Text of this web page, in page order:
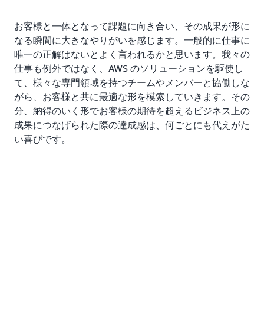
お客様と一体となって課題に向き合い、その成果が形に
なる瞬間に大きなやりがいを感じます。一般的に仕事に
唯一の正解はないとよく言われるかと思います。我々の
仕事も例外ではなく、AWS のソリューションを駆使し
て、様々な専門領域を持つチームやメンバーと協働しな
がら、お客様と共に最適な形を模索していきます。その
分、納得のいく形でお客様の期待を超えるビジネス上の
成果につなげられた際の達成感は、何ごとにも代えがた
い喜びです。